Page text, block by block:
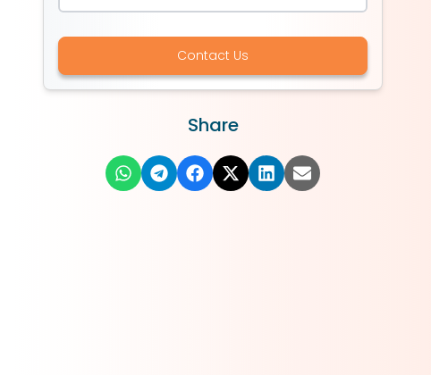
Contact Us
Share